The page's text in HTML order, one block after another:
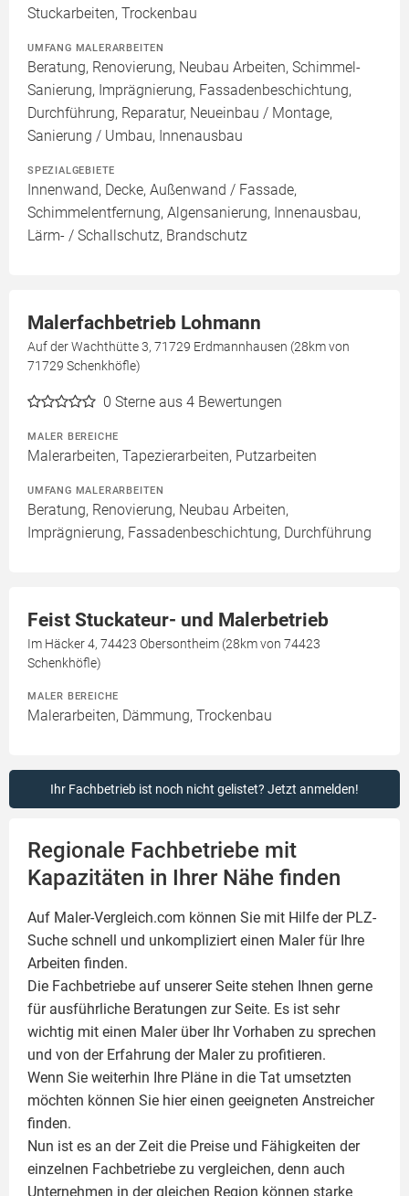
Stuckarbeiten, Trockenbau
UMFANG MALERARBEITEN
Beratung, Renovierung, Neubau Arbeiten, Schimmel-
Sanierung, Imprägnierung, Fassadenbeschichtung,
Durchführung, Reparatur, Neueinbau / Montage,
Sanierung / Umbau, Innenausbau
SPEZIALGEBIETE
Innenwand, Decke, Außenwand / Fassade,
Schimmelentfernung, Algensanierung, Innenausbau,
Lärm- / Schallschutz, Brandschutz
Malerfachbetrieb Lohmann
Auf der Wachthütte 3, 71729 Erdmannhausen (28km von
71729 Schenkhöfle)
0 Sterne aus 4 Bewertungen
MALER BEREICHE
Malerarbeiten, Tapezierarbeiten, Putzarbeiten
UMFANG MALERARBEITEN
Beratung, Renovierung, Neubau Arbeiten,
Imprägnierung, Fassadenbeschichtung, Durchführung
Feist Stuckateur- und Malerbetrieb
Im Häcker 4, 74423 Obersontheim (28km von 74423
Schenkhöfle)
MALER BEREICHE
Malerarbeiten, Dämmung, Trockenbau
Ihr Fachbetrieb ist noch nicht gelistet? Jetzt anmelden!
Regionale Fachbetriebe mit
Kapazitäten in Ihrer Nähe finden
Auf Maler-Vergleich.com können Sie mit Hilfe der PLZ-
Suche schnell und unkompliziert einen Malerfür Ihre
Arbeiten finden.
Die Fachbetriebe auf unserer Seite stehen Ihnen gerne
für ausführliche Beratungen zur Seite. Es ist sehr
wichtig mit einen Maler über Ihr Vorhaben zu sprechen
und von der Erfahrung der Maler zu profitieren.
Wenn Sie weiterhin Ihre Pläne in die Tat umsetzten
möchten können Sie hier einen geeigneten Anstreicher
finden.
Nun ist es an der Zeit die Preise und Fähigkeiten der
einzelnen Fachbetriebe zu vergleichen, denn auch
Unternehmen in der gleichen Region können starke